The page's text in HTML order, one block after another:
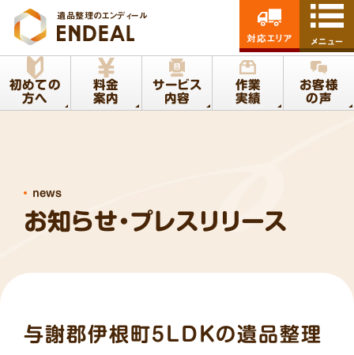
遺品整理のエンディール
初めての
方へ
料金
案内
サービス
内容
作業
実績
お客様
の声
対応エリア メニュー
お知らせ・プレスリリース
news
与謝郡伊根町5LDKの遺品整理